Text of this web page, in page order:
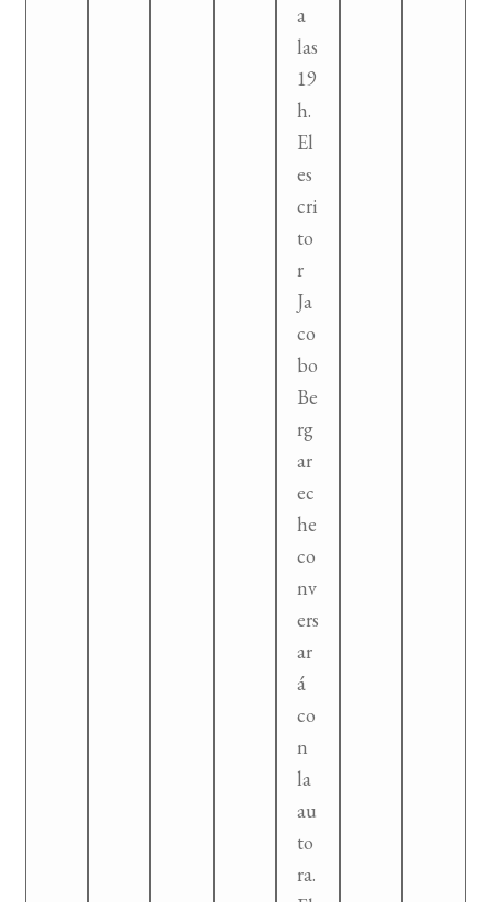
a
las
19
h.
El
es
cri
to
r
Ja
co
bo
Be
rg
ar
ec
he
co
nv
ers
ar
á
co
n
la
au
to
ra.